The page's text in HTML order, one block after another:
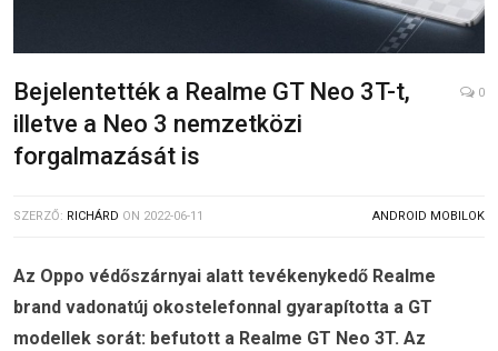
Bejelentették a Realme GT Neo 3T-t,
illetve a Neo 3 nemzetközi
forgalmazását is
0
SZERZŐ: RICHÁRD ON 2022-06-11 ANDROID MOBILOK
Az Oppo védőszárnyai alatt tevékenykedő Realme
brand vadonatúj okostelefonnal gyarapította a GT
modellek sorát: befutott a Realme GT Neo 3T. Az